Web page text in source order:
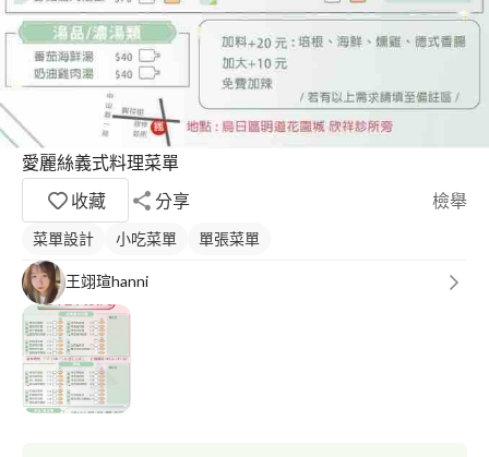
愛麗絲義式料理菜單
收藏
分享 檢舉
菜單設計 小吃菜單 單張菜單
王翊瑄hanni